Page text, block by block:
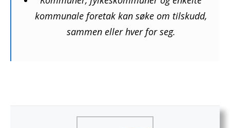
kommunale foretak kan søke om tilskudd,
sammen eller hver for seg.